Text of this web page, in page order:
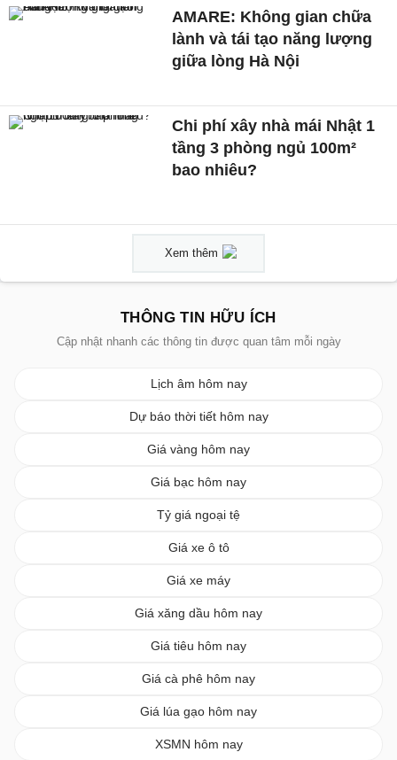
AMARE: Không gian chữa
lành và tái tạo năng lượng
giữa lòng Hà Nội
Chi phí xây nhà mái Nhật 1
tầng 3 phòng ngủ 100m²
bao nhiêu?
Xem thêm
THÔNG TIN HỮU ÍCH
Cập nhật nhanh các thông tin được quan tâm mỗi ngày
Lịch âm hôm nay
Dự báo thời tiết hôm nay
Giá vàng hôm nay
Giá bạc hôm nay
Tỷ giá ngoại tệ
Giá xe ô tô
Giá xe máy
Giá xăng dầu hôm nay
Giá tiêu hôm nay
Giá cà phê hôm nay
Giá lúa gạo hôm nay
XSMN hôm nay